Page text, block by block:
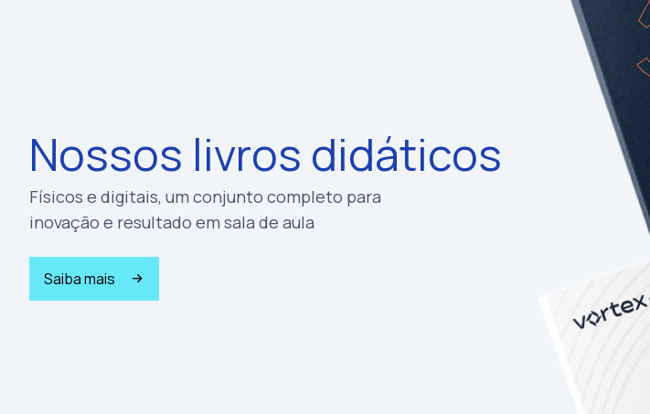
Nossos livros didáticos
Físicos e digitais, um conjunto completo para
inovação e resultado em sala de aula
Saiba mais